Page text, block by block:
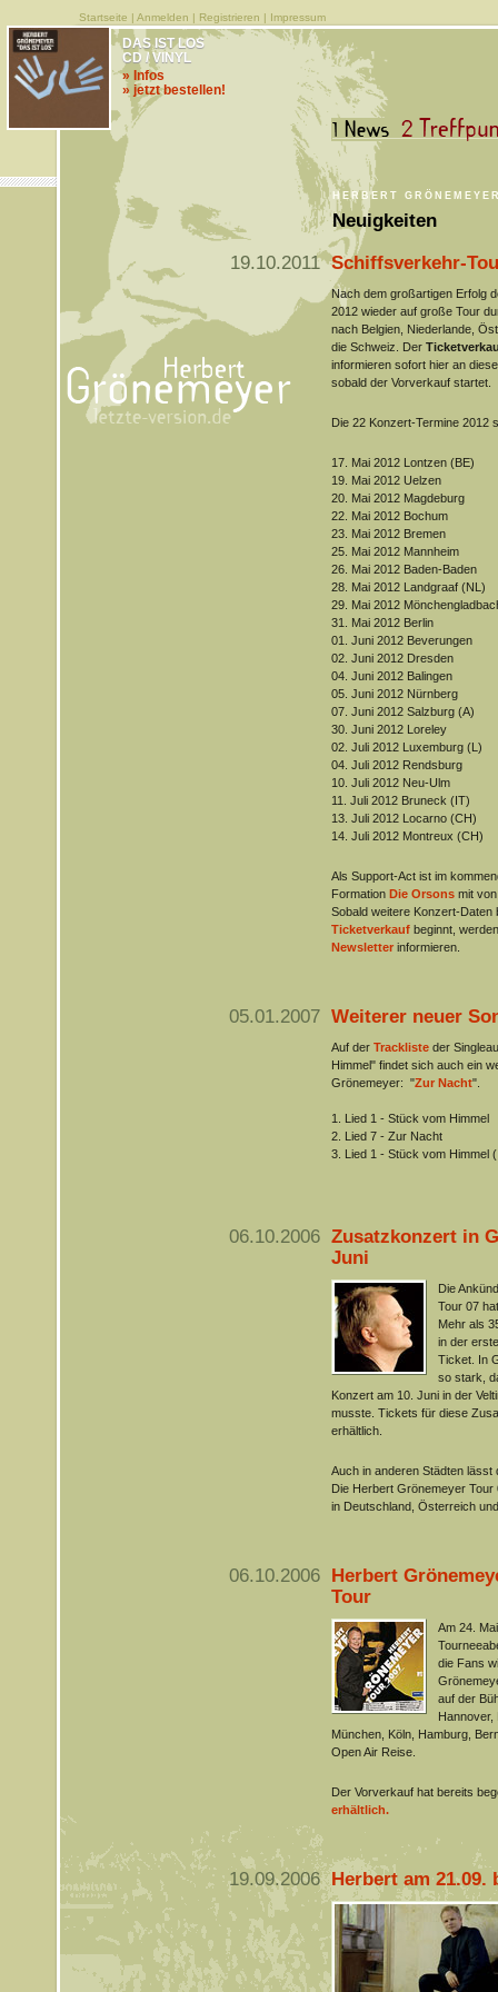
Startseite | Anmelden | Registrieren | Impressum
HERBERT
Neuigkeiten
DAS IST LOS
CD / VINYL
» Infos
» jetzt bestellen!
19.10.2011 Schiffsverkehr-
Nach dem großartigen Erfolg
2012 wieder auf große Tour
nach Belgien, Niederlande,
die Schweiz. Der
informieren sofort hier an
sobald der Vorverkauf startet.
Die 22 Konzert-Termine 2012
17. Mai 2012 Lontzen (BE)
19. Mai 2012 Uelzen
20. Mai 2012 Magdeburg
22. Mai 2012 Bochum
23. Mai 2012 Bremen
25. Mai 2012 Mannheim
26. Mai 2012 Baden-Baden
28. Mai 2012 Landgraaf (NL)
29. Mai 2012
31. Mai 2012 Berlin
01. Juni 2012 Beverungen
02. Juni 2012 Dresden
04. Juni 2012 Balingen
05. Juni 2012 Nürnberg
07. Juni 2012 Salzburg (A)
30. Juni 2012 Loreley
02. Juli 2012 Luxemburg (L)
04. Juli 2012 Rendsburg
10. Juli 2012 Neu-Ulm
11. Juli 2012 Bruneck (IT)
13. Juli 2012 Locarno (CH)
14. Juli 2012 Montreux (CH)
Als Support-Act ist im
Formation Die Orsonsmit
Sobald weitere Konzert-Daten
Ticketverkaufbeginnt,
Newsletterinformieren.
05.01.2007 Weiterer neuer
Auf der Tracklisteder
Himmel" findet sich auch ein
Grönemeyer: "Zur Nacht".
1. Lied 1 - Stück vom Himmel
2. Lied 7 - Zur Nacht
3. Lied 1 - Stück vom Himmel
06.10.2006 Zusatzkonzert in
Juni
Die
Tour 07
Mehr als
in der
Ticket. In
so stark,
Konzert am 10. Juni in der
musste. Tickets für diese
erhältlich.
Auch in anderen Städten
Die Herbert Grönemeyer
in Deutschland, Österreich
06.10.2006
Herbert
Tour
Am 24.
die Fans
auf der
Hannover,
München, Köln, Hamburg,
Open Air Reise.
Der Vorverkauf hat bereits
erhältlich.
19.09.2006 Herbert am 21.09.